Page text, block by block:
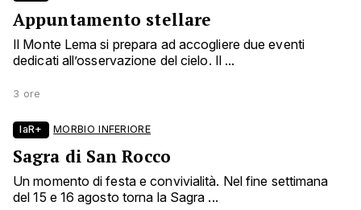
Appuntamento stellare
Il Monte Lema si prepara ad accogliere due eventi
dedicati all’osservazione del cielo. Il ...
3 ore
laR+ MORBIO INFERIORE
Sagra di San Rocco
Un momento di festa e convivialità. Nel fine settimana
del 15 e 16 agosto torna la Sagra ...